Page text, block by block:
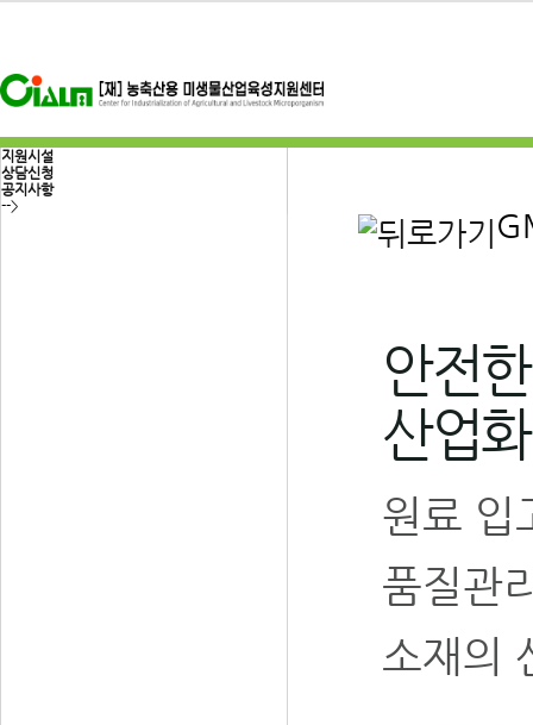
안전
산업
원료 입
품질관
소재의
지원시설
상담신청
공지사항
-->